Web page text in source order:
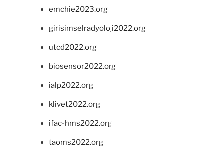
emchie2023.org
girisimselradyoloji2022.org
utcd2022.org
biosensor2022.org
ialp2022.org
klivet2022.org
ifac-hms2022.org
taoms2022.org